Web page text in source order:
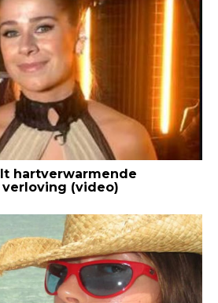
hartverwarmende
(video)